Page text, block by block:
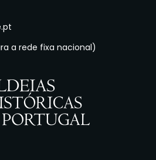
a rede fixa nacional)